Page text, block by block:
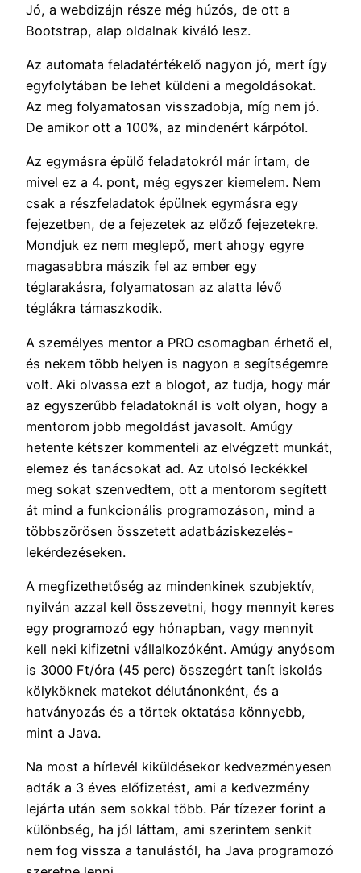
Jó, a webdizájn része még húzós, de ott a
Bootstrap, alap oldalnak kiváló lesz.
Az automata feladatértékelő nagyon jó, mert így
egyfolytában be lehet küldeni a megoldásokat.
Az meg folyamatosan visszadobja, míg nem jó.
De amikor ott a 100%, az mindenért kárpótol.
Az egymásra épülő feladatokról már írtam, de
mivel ez a 4. pont, még egyszer kiemelem. Nem
csak a részfeladatok épülnek egymásra egy
fejezetben, de a fejezetek az előző fejezetekre.
Mondjuk ez nem meglepő, mert ahogy egyre
magasabbra mászik fel az ember egy
téglarakásra, folyamatosan az alatta lévő
téglákra támaszkodik.
A személyes mentor a PRO csomagban érhető el,
és nekem több helyen is nagyon a segítségemre
volt. Aki olvassa ezt a blogot, az tudja, hogy már
az egyszerűbb feladatoknál is volt olyan, hogy a
mentorom jobb megoldást javasolt. Amúgy
hetente kétszer kommenteli az elvégzett munkát,
elemez és tanácsokat ad. Az utolsó leckékkel
meg sokat szenvedtem, ott a mentorom segített
át mind a funkcionális programozáson, mind a
többszörösen összetett adatbáziskezelés-
lekérdezéseken.
A megfizethetőség az mindenkinek szubjektív,
nyilván azzal kell összevetni, hogy mennyit keres
egy programozó egy hónapban, vagy mennyit
kell neki kifizetni vállalkozóként. Amúgy anyósom
is 3000 Ft/óra (45 perc) összegért tanít iskolás
kölyköknek matekot délutánonként, és a
hatványozás és a törtek oktatása könnyebb,
mint a Java.
Na most a hírlevél kiküldésekor kedvezményesen
adták a 3 éves előfizetést, ami a kedvezmény
lejárta után sem sokkal több. Pár tízezer forint a
különbség, ha jól láttam, ami szerintem senkit
nem fog vissza a tanulástól, ha Java programozó